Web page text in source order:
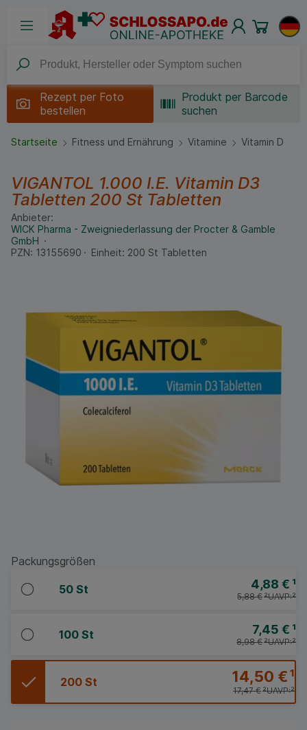
Rezept per Foto
bestellen
Produkt per Barcode
suchen
Startseite Fitness und Ernährung Vitamine Vitamin D
VIGANTOL 1.000 I.E. Vitamin D3
Tabletten 200 St Tabletten
Anbieter:
WICK Pharma - Zweigniederlassung der Procter & Gamble
GmbH
PZN: 13155690 Einheit: 200 St Tabletten
Packungsgrößen
50 St 4,88 € ¹
UAVP:²
5,88 €²
100 St 7,45 € ¹
UAVP:²
8,98 €²
200 St 14,50 €¹
UAVP:²
17,47 €²